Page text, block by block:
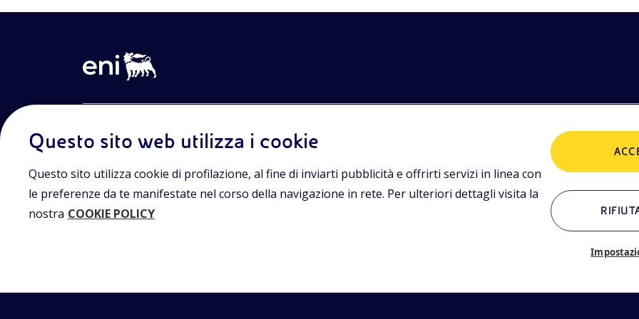
Entra nel mondo Eniscuola.Scopri gli strumenti e le metodologie
innovative per la didattica e naviga tra contenuti multimediali,
Eniscuola è una iniziativa di Eni.
Termini e condizioni
Questo sito web utilizza i cookie
Questo sito utilizza cookie di profilazione, al fine di inviarti pubblicità e offrirti servizi in linea con
le preferenze da te manifestate nel corso della navigazione in rete. Per ulteriori dettagli visita la
nostra COOKIE POLICY